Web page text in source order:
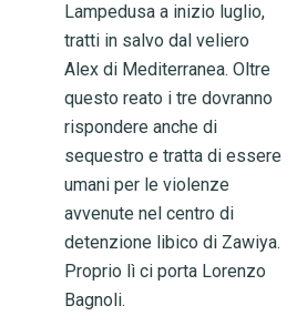
Lampedusa a inizio luglio,
tratti in salvo dal veliero
Alex di Mediterranea. Oltre
questo reato i tre dovranno
rispondere anche di
sequestro e tratta di essere
umani per le violenze
avvenute nel centro di
detenzione libico di Zawiya.
Proprio lì ci porta Lorenzo
Bagnoli.